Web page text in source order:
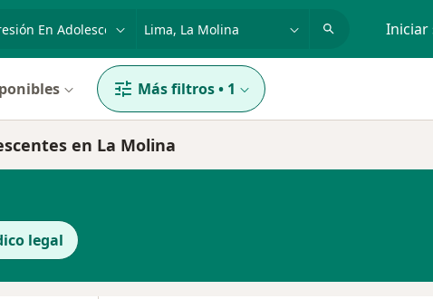
enfermedad o nombre Iniciar
Más filtros• 1
en La Molina
legal